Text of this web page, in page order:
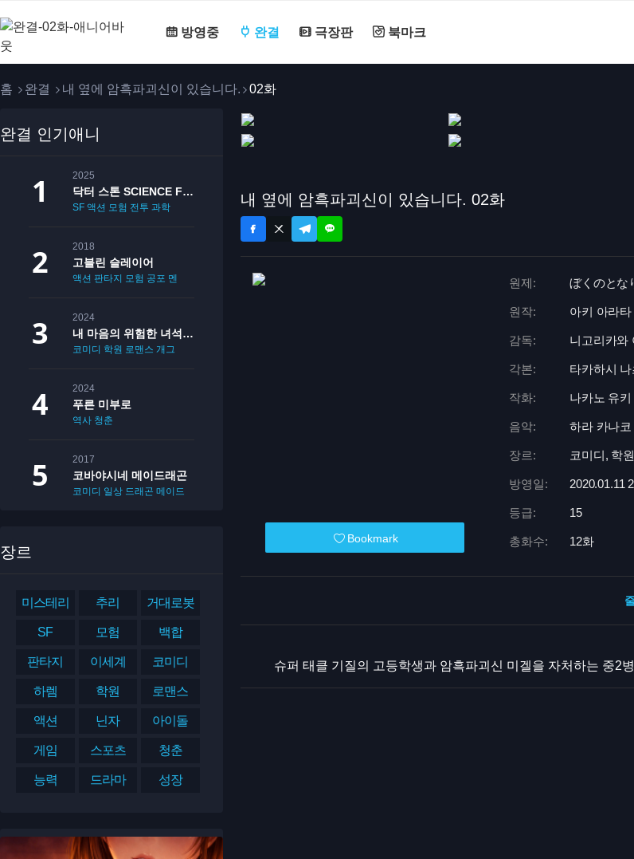
방영중 완결 극장판 북마크
홈 완결 내 옆에 암흑파괴신이 있습니다. 02화
완결 인기애니
2025
닥터 스톤 SCIENCE FUTURE
SF 액션 모험 전투 과학
2018
고블린 슬레이어
액션 판타지 모험 공포 멘붕
2024
내 마음의 위험한 녀석 2기
코미디 학원 로맨스 개그
2024
푸른 미부로
역사 청춘
2017
코바야시네 메이드래곤
코미디 일상 드래곤 메이드
장르
미스테리 추리 거대로봇
SF 모험 백합
판타지 이세계 코미디
하렘 학원 로맨스
액션 닌자 아이돌
게임 스포츠 청춘
능력 드라마 성장
내 옆에 암흑파괴신이 있습니다. 02화
Bookmark
원제: ぼくのとな
원작: 아키 아라타
감독: 니고리카와
각본: 타카하시 나
작화: 나카노 유키
음악: 하라 카나코
장르: 코미디, 학
방영일: 2020.01.11
등급: 15
총화수: 12화
슈퍼 태클 기질의 고등학생과 암흑파괴신 미겔을 자처하는 중2